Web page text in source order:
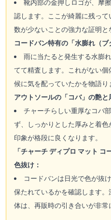
靴内部の金押しロゴが、摩
認します。ここが綺麗に残っ
数が少ないことの強力な証明と
コードバン特有の「水膨れ（ブ
雨に当たると発生する水膨
てて精査します。これがない
候に気を配っていたかを物語り
アウトソールの「コバ」の艶と
チャーチらしい重厚なコバ
ず、しっかりとした厚みと着
印象が格段に良くなります。
「チャーチ ディプロ マット
色抜け：
コードバンは日光で色が抜
保たれているかを確認します
体は、再販時の引き合いが非常